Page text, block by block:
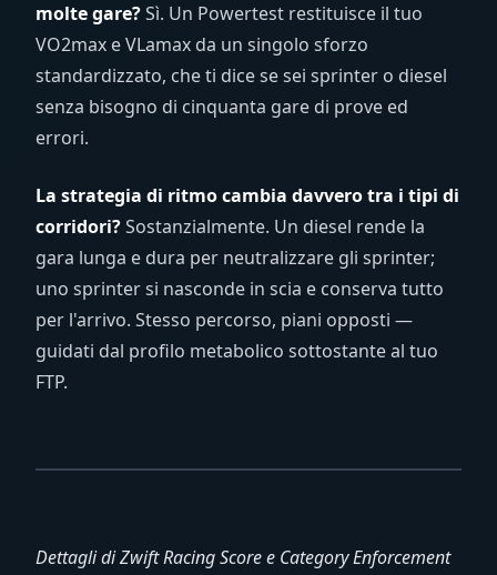
molte gare?Sì. Un Powertest restituisce il tuo
VO2max e VLamax da un singolo sforzo
standardizzato, che ti dice se sei sprinter o diesel
senza bisogno di cinquanta gare di prove ed
errori.
La strategia di ritmo cambia davvero tra i tipi di
corridori?Sostanzialmente. Un diesel rende la
gara lunga e dura per neutralizzare gli sprinter;
uno sprinter si nasconde in scia e conserva tutto
per l'arrivo. Stesso percorso, piani opposti —
guidati dal profilo metabolico sottostante al tuo
FTP.
Dettagli di Zwift Racing Score e Category Enforcement